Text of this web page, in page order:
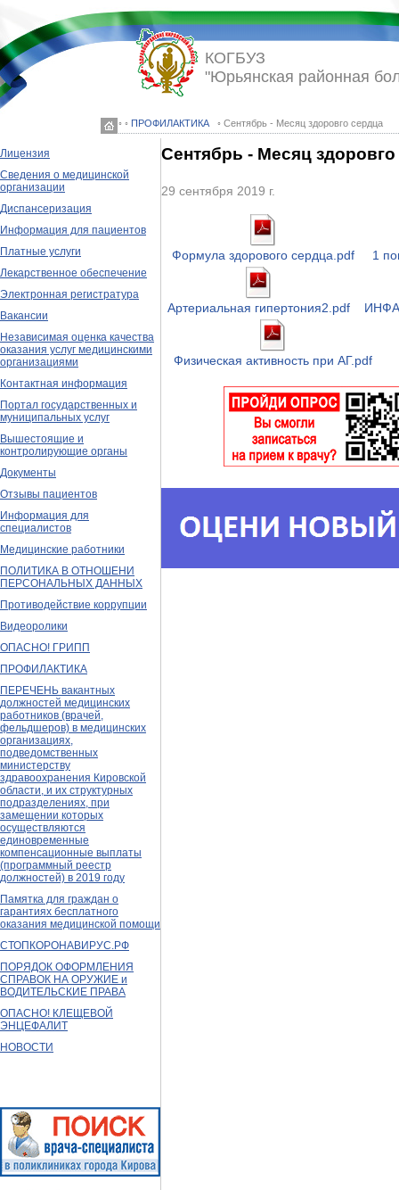
◦ ◦ ПРОФИЛАКТИКА ◦ Сентябрь - Месяц здоровго сердца
КОГБУЗ
"Юрьянская районная
Лицензия
Сведения о медицинской
организации
Диспансеризация
Информация для пациентов
Платные услуги
Лекарственное обеспечение
Электронная регистратура
Вакансии
Независимая оценка качества
оказания услуг медицинскими
организациями
Контактная информация
Портал государственных и
муниципальных услуг
Вышестоящие и
контролирующие органы
Документы
Отзывы пациентов
Информация для
специалистов
Медицинские работники
ПОЛИТИКА В ОТНОШЕНИ
ПЕРСОНАЛЬНЫХ ДАННЫХ
Противодействие коррупции
Видеоролики
ОПАСНО! ГРИПП
ПРОФИЛАКТИКА
ПЕРЕЧЕНЬ вакантных
должностей медицинских
работников (врачей,
фельдшеров) в медицинских
организациях,
подведомственных
министерству
здравоохранения Кировской
области, и их структурных
подразделениях, при
замещении которых
осуществляются
единовременные
компенсационные выплаты
(программный реестр
должностей) в 2019 году
Памятка для граждан о
гарантиях бесплатного
оказания медицинской помощи
СТОПКОРОНАВИРУС.РФ
ПОРЯДОК ОФОРМЛЕНИЯ
СПРАВОК НА ОРУЖИЕ и
ВОДИТЕЛЬСКИЕ ПРАВА
ОПАСНО! КЛЕЩЕВОЙ
ЭНЦЕФАЛИТ
НОВОСТИ
Сентябрь - Месяц
29 сентября 2019 г.
Формула здорового сердца.pdf 1
Артериальная гипертония2.pdf
Физическая активность при АГ.pdf